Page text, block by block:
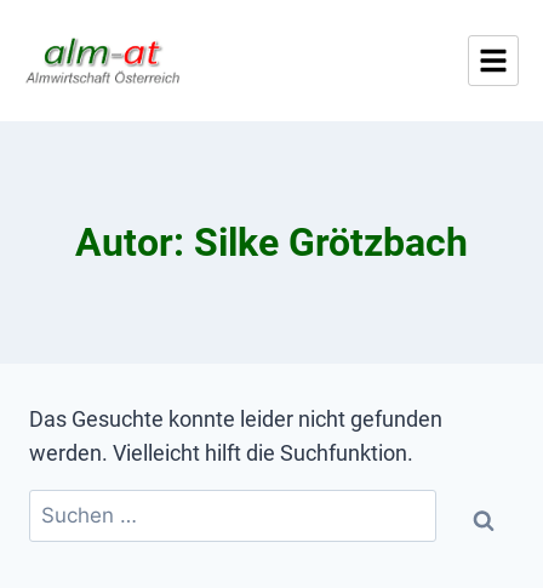
Autor: Silke Grötzbach
Das Gesuchte konnte leider nicht gefunden
werden. Vielleicht hilft die Suchfunktion.